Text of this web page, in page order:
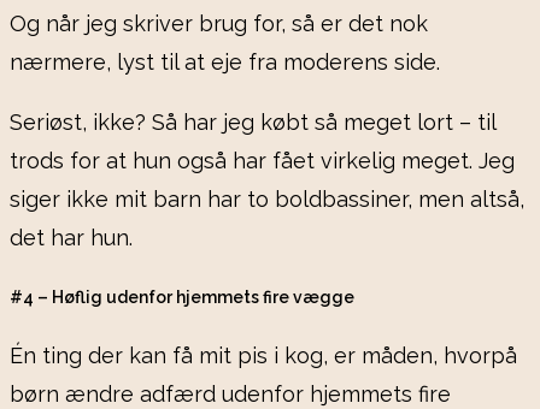
Og når jeg skriver brug for, så er det nok
nærmere, lyst til at eje fra moderens side.
Seriøst, ikke? Så har jeg købt så meget lort – til
trods for at hun også har fået virkelig meget. Jeg
siger ikke mit barn har to boldbassiner, men altså,
det har hun.
#4 – Høflig udenfor hjemmets fire vægge
Én ting der kan få mit pis i kog, er måden, hvorpå
børn ændre adfærd udenfor hjemmets fire